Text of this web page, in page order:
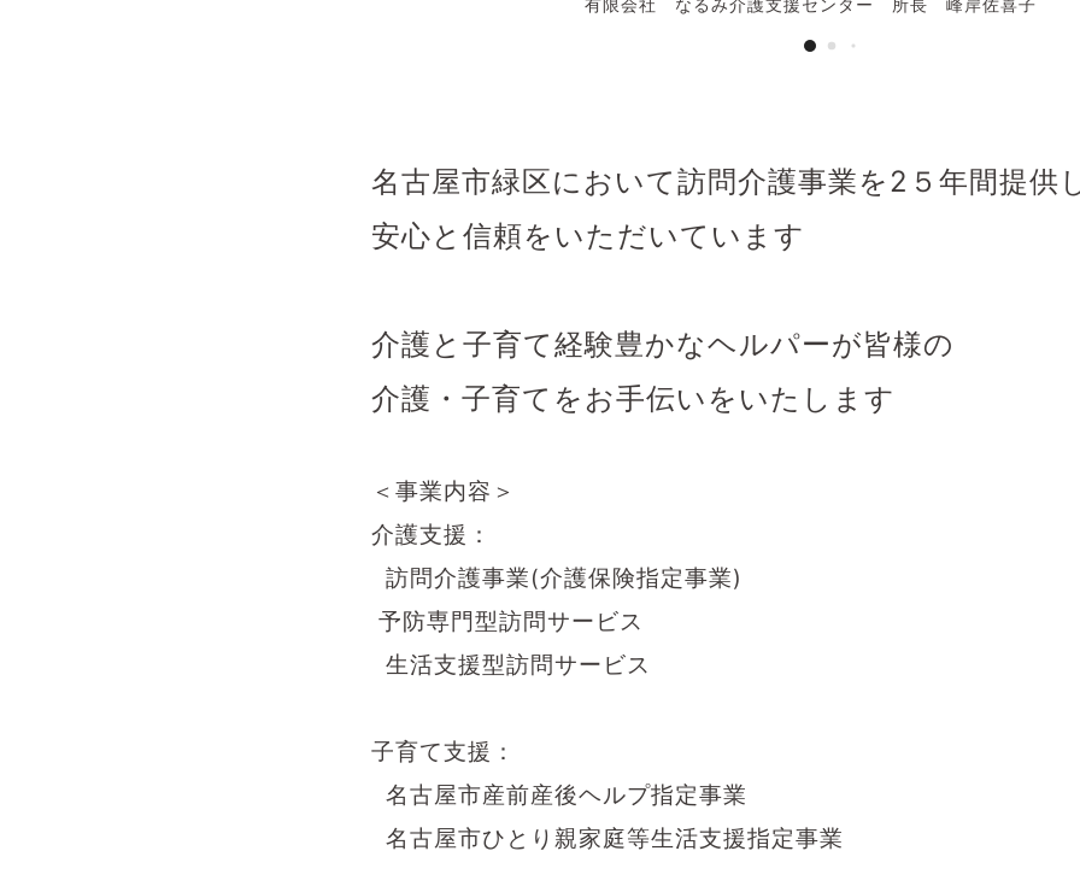
名古屋市緑区において訪問介護事業を2５年間提供
安心と信頼をいただいています
介護と子育て経験豊かなヘルパーが皆様の
介護・子育てをお手伝いをいたします
＜事業内容＞
介護支援：
訪問介護事業(介護保険指定事業)
予防専門型訪問サービス
生活支援型訪問サービス
子育て支援：
名古屋市産前産後ヘルプ指定事業
名古屋市ひとり親家庭等生活支援指定事業